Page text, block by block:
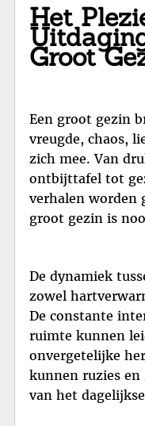
Het
Groot
Een groot gezin
vreugde, chaos,
zich mee. Van
ontbijttafel tot
verhalen worden
groot gezin is
De dynamiek
zowel
De constante
ruimte kunnen
onvergetelijke
kunnen ruzies
van het